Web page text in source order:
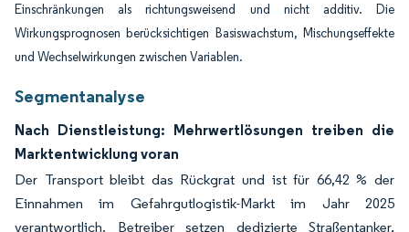
Einschränkungen als richtungsweisend und nicht additiv. Die
Wirkungsprognosen berücksichtigen Basiswachstum, Mischungseffekte
und Wechselwirkungen zwischen Variablen.
Segmentanalyse
Nach Dienstleistung: Mehrwertlösungen treiben die
Marktentwicklung voran
Der Transport bleibt das Rückgrat und ist für 66,42 % der
Einnahmen im Gefahrgutlogistik-Markt im Jahr 2025
verantwortlich. Betreiber setzen dedizierte Straßentanker,